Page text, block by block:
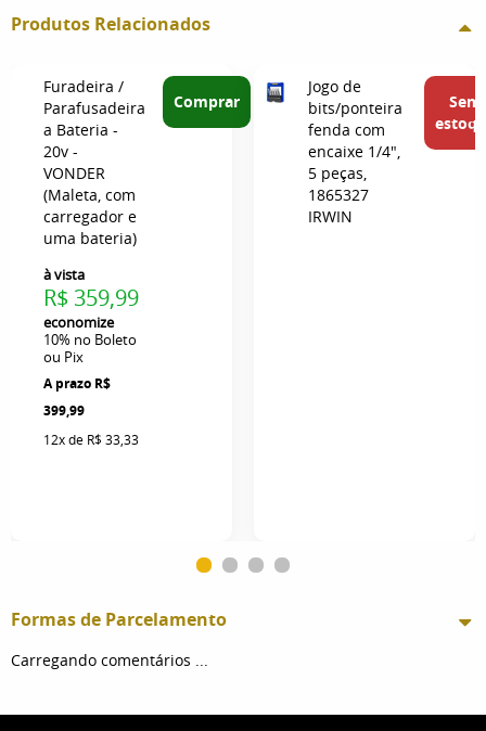
Produtos Relacionados
Furadeira /
Parafusadeira
a Bateria -
20v -
VONDER
(Maleta, com
carregador e
uma bateria)
R$
399,99
à vista
R$ 359,99
economize
10% no Boleto
ou Pix
12xde R$ 33,33
Comprar
Jogo de
bits/ponteira
fenda com
encaixe 1/4",
5 peças,
1865327
IRWIN
Sem
Formas de Parcelamento
Carregando comentários ...